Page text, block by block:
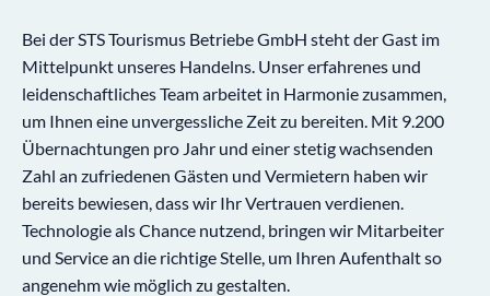
Bei der STS Tourismus Betriebe GmbH steht der Gast im
Mittelpunkt unseres Handelns. Unser erfahrenes und
leidenschaftliches Team arbeitet in Harmonie zusammen,
um Ihnen eine unvergessliche Zeit zu bereiten. Mit 9.200
Übernachtungen pro Jahr und einer stetig wachsenden
Zahl an zufriedenen Gästen und Vermietern haben wir
bereits bewiesen, dass wir Ihr Vertrauen verdienen.
Technologie als Chance nutzend, bringen wir Mitarbeiter
und Service an die richtige Stelle, um Ihren Aufenthalt so
angenehm wie möglich zu gestalten.